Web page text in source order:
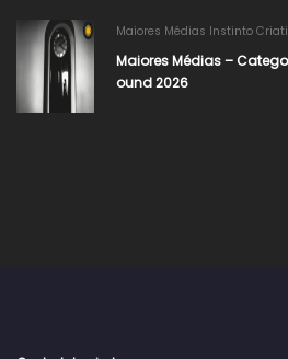
Maiores Médias Instinto
Maiores Médias –
ound 2026